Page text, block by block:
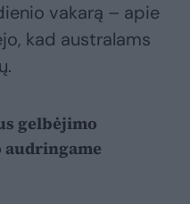
vakarą – apie
kad australams
gelbėjimo